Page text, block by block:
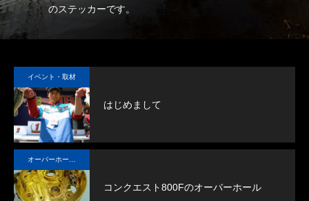
ロ
のステッカーです。
イ
イベント・取材
はじめまして
コンクエスト800Fのオーバーホール